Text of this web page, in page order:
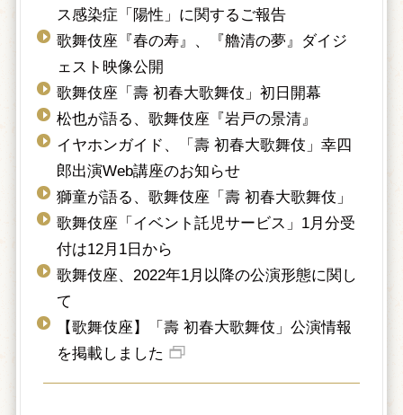
ス感染症「陽性」に関するご報告
歌舞伎座『春の寿』、『艪清の夢』ダイジ
ェスト映像公開
歌舞伎座「壽 初春大歌舞伎」初日開幕
松也が語る、歌舞伎座『岩戸の景清』
イヤホンガイド、「壽 初春大歌舞伎」幸四
郎出演Web講座のお知らせ
獅童が語る、歌舞伎座「壽 初春大歌舞伎」
歌舞伎座「イベント託児サービス」1月分受
付は12月1日から
歌舞伎座、2022年1月以降の公演形態に関し
て
【歌舞伎座】「壽 初春大歌舞伎」公演情報
を掲載しました